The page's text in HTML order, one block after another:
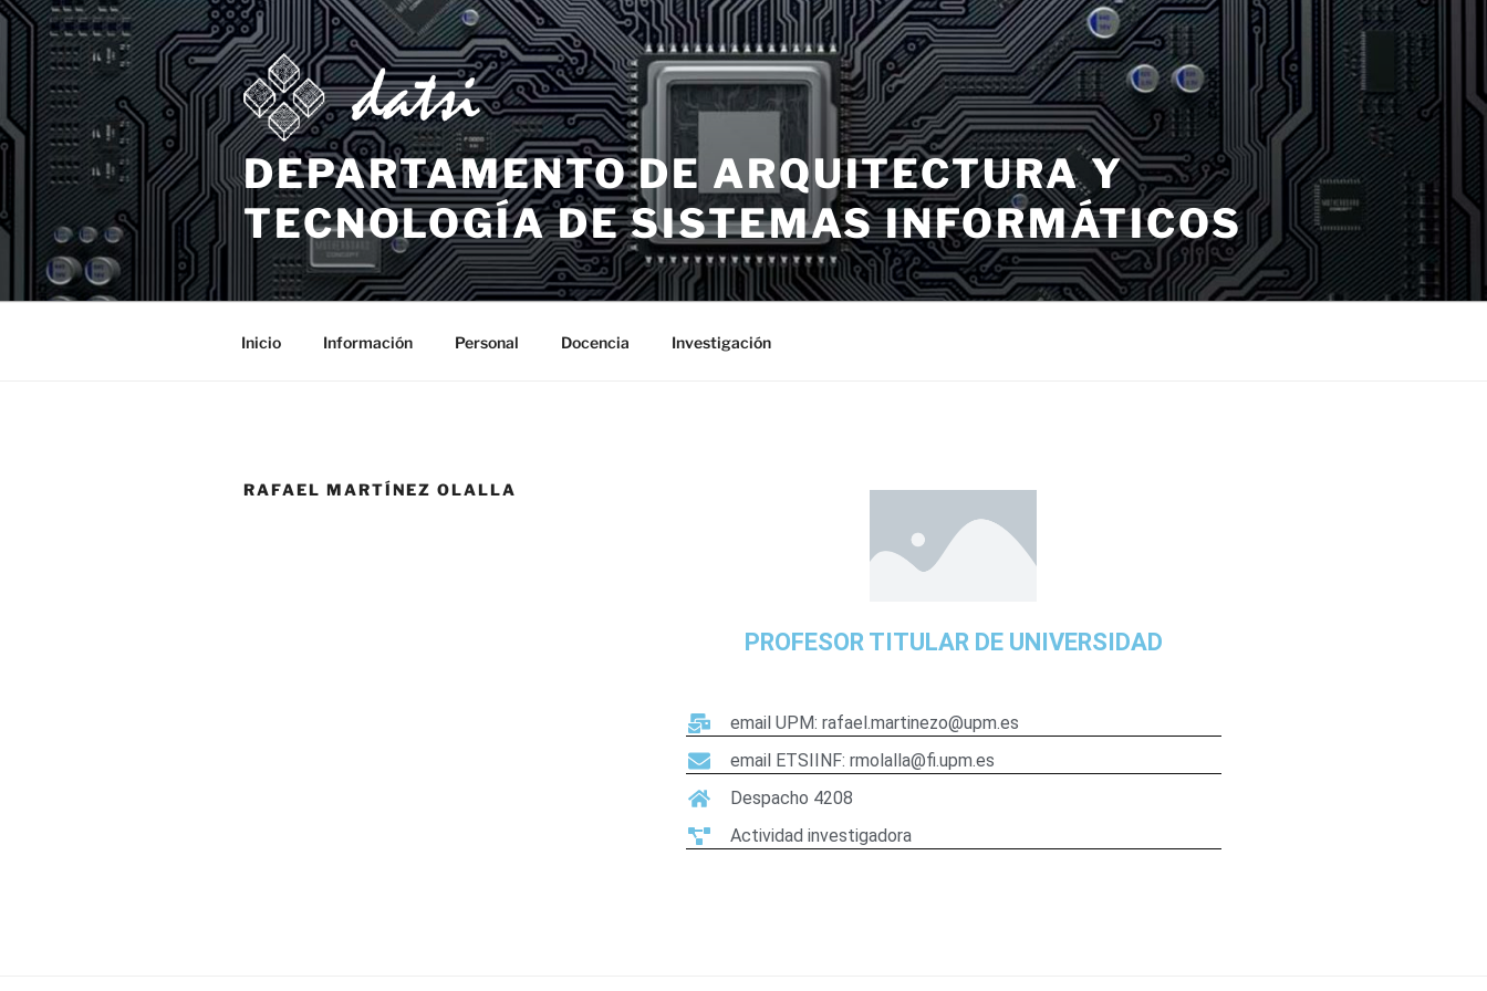
DEPARTAMENTO DE ARQUITECTURA Y
TECNOLOGÍA DE SISTEMAS INFORMÁTICOS
Inicio Información Personal Docencia Investigación
RAFAEL MARTÍNEZ OLALLA
PROFESOR TITULAR DE UNIVERSIDAD
email UPM: rafael.martinezo@upm.es
email ETSIINF: rmolalla@fi.upm.es
Despacho 4208
Actividad investigadora